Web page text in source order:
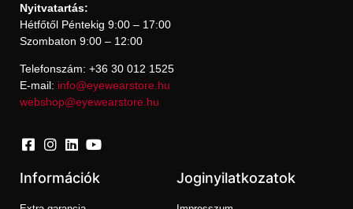
Nyitvatartás:
Hétfőtől Péntekig 9:00 – 17:00
Szombaton 9:00 – 12:00
Telefonszám: +36 30 012 1525
E-mail: info@eyewearstore.hu
webshop@eyewearstore.hu
Információk Joginyilatkozatok